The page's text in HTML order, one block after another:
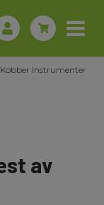
Instrumenter
av